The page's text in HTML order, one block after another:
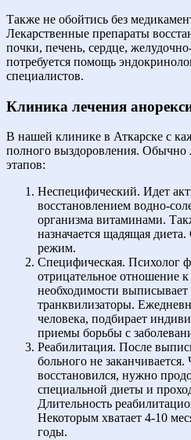
Также не обойтись без
Лекарственные препараты
почки, печень, сердце,
потребуется помощь
специалистов.
Клиника лечения
В нашей клинике в Аткарске с
полного выздоровления. Обычно
этапов:
Неспецифический. Идет
восстановлением водно-
организма витаминами.
назначается щадящая
режим.
Специфическая. Психолог
отрицательное отношение
необходимости выписывает
транквилизаторы.
человека, подбирает
приемы борьбы с
Реабилитация. После
больного не
восстановился, нужно
специальной диеты и
Длительность
Некоторым хватает 4-10
годы.